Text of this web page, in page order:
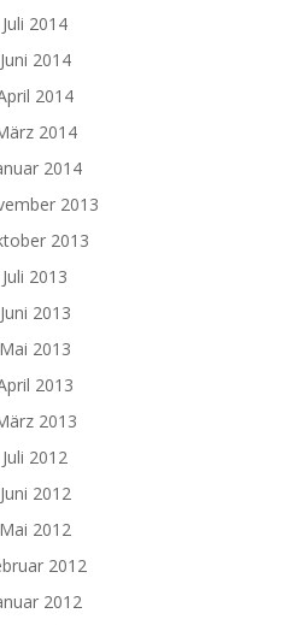
Juli 2014
Juni 2014
2014
2014
2014
2013
2013
Juli 2013
Juni 2013
Mai 2013
2013
2013
Juli 2012
Juni 2012
Mai 2012
2012
2012